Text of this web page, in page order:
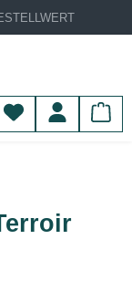
Du hast 0